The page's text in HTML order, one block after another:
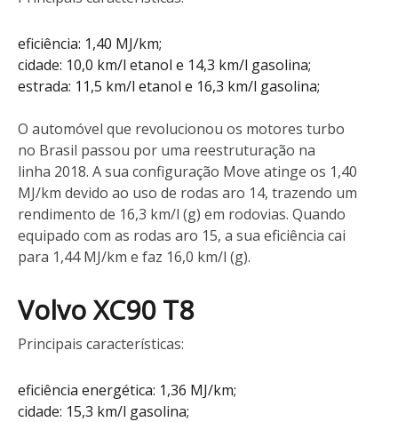
eficiência: 1,40 MJ/km;
cidade: 10,0 km/l etanol e 14,3 km/l gasolina;
estrada: 11,5 km/l etanol e 16,3 km/l gasolina;
O automóvel que revolucionou os motores turbo
no Brasil passou por uma reestruturação na
linha 2018. A sua configuração Move atinge os 1,40
MJ/km devido ao uso de rodas aro 14, trazendo um
rendimento de 16,3 km/l (g) em rodovias. Quando
equipado com as rodas aro 15, a sua eficiência cai
para 1,44 MJ/km e faz 16,0 km/l (g).
Volvo XC90 T8
Principais características:
eficiência energética: 1,36 MJ/km;
cidade: 15,3 km/l gasolina;